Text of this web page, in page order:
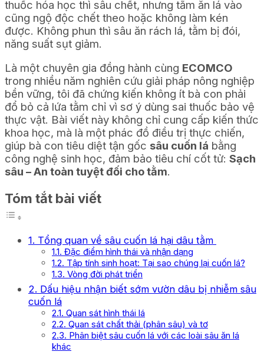
thuốc hóa học thì sâu chết, nhưng tằm ăn lá vào
cũng ngộ độc chết theo hoặc không làm kén
được. Không phun thì sâu ăn rách lá, tằm bị đói,
năng suất sụt giảm.
Là một chuyên gia đồng hành cùng ECOMCO
trong nhiều năm nghiên cứu giải pháp nông nghiệp
bền vững, tôi đã chứng kiến không ít bà con phải
đổ bỏ cả lứa tằm chỉ vì sơ ý dùng sai thuốc bảo vệ
thực vật. Bài viết này không chỉ cung cấp kiến thức
khoa học, mà là một phác đồ điều trị thực chiến,
giúp bà con tiêu diệt tận gốc sâu cuốn lá bằng
công nghệ sinh học, đảm bảo tiêu chí cốt tử: Sạch
sâu – An toàn tuyệt đối cho tằm.
Tóm tắt bài viết
1. Tổng quan về sâu cuốn lá hại dâu tằm
1.1. Đặc điểm hình thái và nhận dạng
1.2. Tập tính sinh hoạt: Tại sao chúng lại cuốn lá?
1.3. Vòng đời phát triển
2. Dấu hiệu nhận biết sớm vườn dâu bị nhiễm sâu
cuốn lá
2.1. Quan sát hình thái lá
2.2. Quan sát chất thải (phân sâu) và tơ
2.3. Phân biệt sâu cuốn lá với các loài sâu ăn lá
khác